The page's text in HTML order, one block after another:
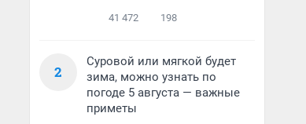
41 472 198
2
Суровой или мягкой будет
зима, можно узнать по
погоде 5 августа — важные
приметы